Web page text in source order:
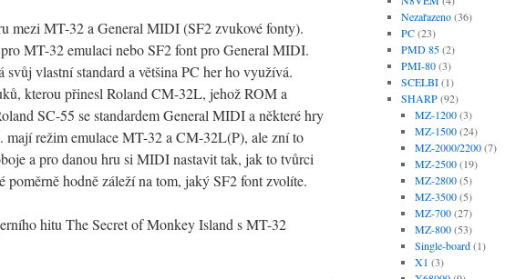
mezi MT-32 a General MIDI (SF2 zvukové fonty).
MT-32 emulaci nebo SF2 font pro General MIDI.
vlastní standard a většina PC her ho využívá.
kterou přinesl Roland CM-32L, jehož ROM a
SC-55 se standardem General MIDI a některé hry
mají režim emulace MT-32 a CM-32L(P), ale zní to
a pro danou hru si MIDI nastavit tak, jak to tvůrci
hodně záleží na tom, jaký SF2 font zvolíte.
hitu The Secret of Monkey Island s MT-32
Nezařazeno(36)
PC(23)
PMD 85(2)
PMI-80(3)
SCELBI(1)
SHARP(92)
MZ-1200(3)
MZ-1500(24)
MZ-2000/2200(7)
MZ-2500(19)
MZ-2800(5)
MZ-3500(5)
MZ-700(27)
MZ-800(53)
Single-board(1)
X1 (3)